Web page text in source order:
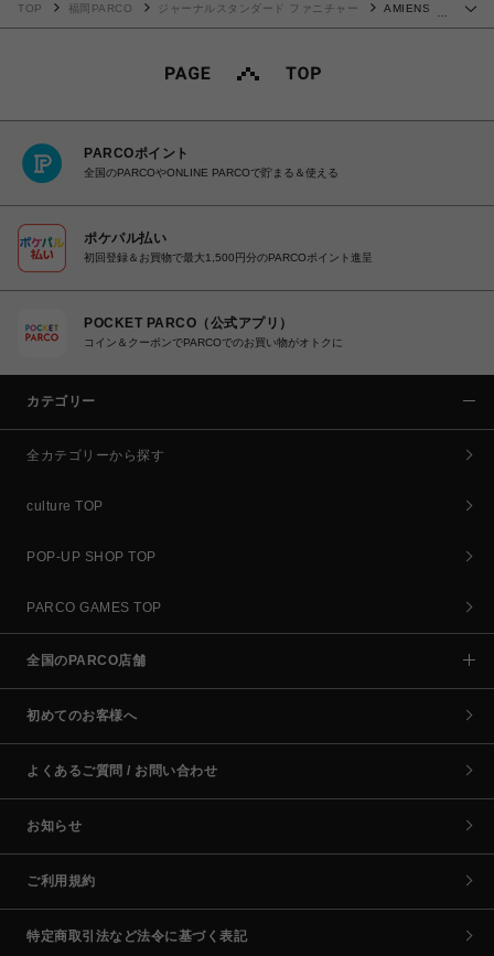
TOP 福岡PARCO ジャーナルスタンダード ファニチャー
AMIENS
PARCOポイント
全国のPARCOやONLINE PARCOで貯まる＆使える
ポケパル払い
初回登録＆お買物で最大1,500円分のPARCOポイント進呈
POCKET PARCO（公式アプリ）
コイン＆クーポンでPARCOでのお買い物がオトクに
カテゴリー
全カテゴリーから探す
culture TOP
POP-UP SHOP TOP
PARCO GAMES TOP
全国のPARCO店舗
初めてのお客様へ
よくあるご質問 / お問い合わせ
お知らせ
ご利用規約
特定商取引法など法令に基づく表記